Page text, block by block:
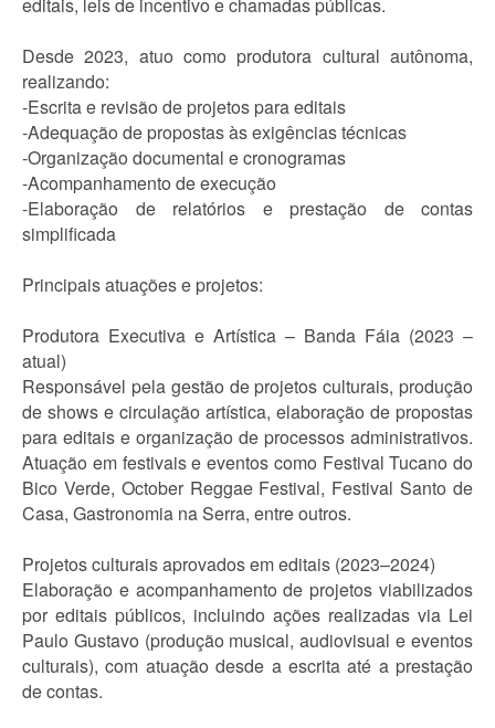
Desde 2023, atuo como produtora cultural autônoma,
realizando:
-Escrita e revisão de projetos para editais
-Adequação de propostas às exigências técnicas
-Organização documental e cronogramas
-Acompanhamento de execução
-Elaboração de relatórios e prestação de contas
simplificada
Principais atuações e projetos:
Produtora Executiva e Artística – Banda Fáia (2023 –
atual)
Responsável pela gestão de projetos culturais, produção
de shows e circulação artística, elaboração de propostas
para editais e organização de processos administrativos.
Atuação em festivais e eventos como Festival Tucano do
Bico Verde, October Reggae Festival, Festival Santo de
Casa, Gastronomia na Serra, entre outros.
Projetos culturais aprovados em editais (2023–2024)
Elaboração e acompanhamento de projetos viabilizados
por editais públicos, incluindo ações realizadas via Lei
Paulo Gustavo (produção musical, audiovisual e eventos
culturais), com atuação desde a escrita até a prestação
de contas.